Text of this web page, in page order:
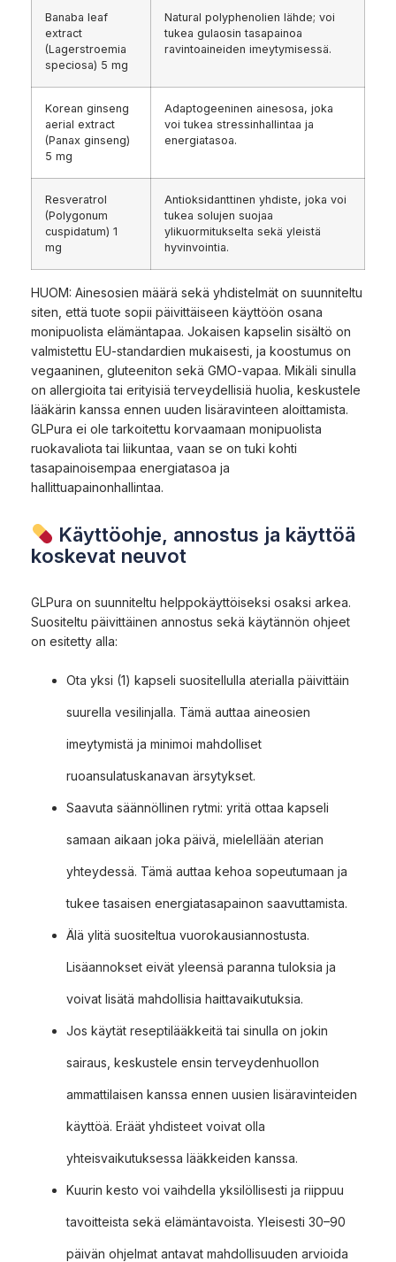
Banaba leaf
extract
(Lagerstroemia
speciosa) 5 mg
Natural polyphenolien lähde; voi
tukea gulaosin tasapainoa
ravintoaineiden imeytymisessä.
Korean ginseng
aerial extract
(Panax ginseng)
5 mg
Adaptogeeninen ainesosa, joka
voi tukea stressinhallintaa ja
energiatasoa.
Resveratrol
(Polygonum
cuspidatum) 1
mg
Antioksidanttinen yhdiste, joka voi
tukea solujen suojaa
ylikuormitukselta sekä yleistä
hyvinvointia.
HUOM: Ainesosien määrä sekä yhdistelmät on suunniteltu
siten, että tuote sopii päivittäiseen käyttöön osana
monipuolista elämäntapaa. Jokaisen kapselin sisältö on
valmistettu EU-standardien mukaisesti, ja koostumus on
vegaaninen, gluteeniton sekä GMO-vapaa. Mikäli sinulla
on allergioita tai erityisiä terveydellisiä huolia, keskustele
lääkärin kanssa ennen uuden lisäravinteen aloittamista.
GLPura ei ole tarkoitettu korvaamaan monipuolista
ruokavaliota tai liikuntaa, vaan se on tuki kohti
tasapainoisempaa energiatasoa ja
hallittuapainonhallintaa.
Käyttöohje, annostus ja käyttöä
koskevat neuvot
GLPura on suunniteltu helppokäyttöiseksi osaksi arkea.
Suositeltu päivittäinen annostus sekä käytännön ohjeet
on esitetty alla:
Ota yksi (1) kapseli suositellulla aterialla päivittäin
suurella vesilinjalla. Tämä auttaa aineosien
imeytymistä ja minimoi mahdolliset
ruoansulatuskanavan ärsytykset.
Saavuta säännöllinen rytmi: yritä ottaa kapseli
samaan aikaan joka päivä, mielellään aterian
yhteydessä. Tämä auttaa kehoa sopeutumaan ja
tukee tasaisen energiatasapainon saavuttamista.
Älä ylitä suositeltua vuorokausiannostusta.
Lisäannokset eivät yleensä paranna tuloksia ja
voivat lisätä mahdollisia haittavaikutuksia.
Jos käytät reseptilääkkeitä tai sinulla on jokin
sairaus, keskustele ensin terveydenhuollon
ammattilaisen kanssa ennen uusien lisäravinteiden
käyttöä. Eräät yhdisteet voivat olla
yhteisvaikutuksessa lääkkeiden kanssa.
Kuurin kesto voi vaihdella yksilöllisesti ja riippuu
tavoitteista sekä elämäntavoista. Yleisesti 30–90
päivän ohjelmat antavat mahdollisuuden arvioida